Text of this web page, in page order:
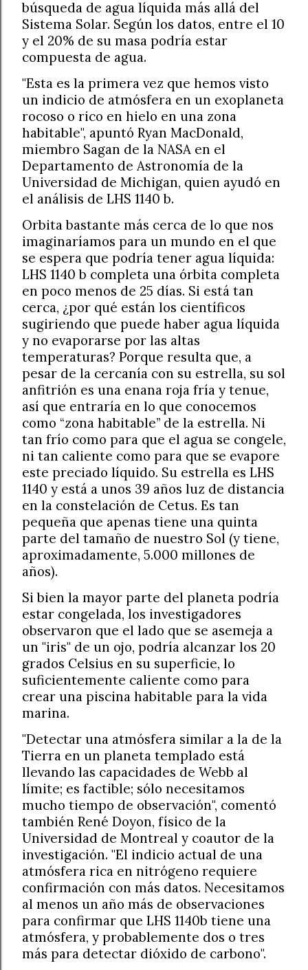
búsqueda de agua líquida más allá del
Sistema Solar. Según los datos, entre el 10
y el 20% de su masa podría estar
compuesta de agua.
"Esta es la primera vez que hemos visto
un indicio de atmósfera en un exoplaneta
rocoso o rico en hielo en una zona
habitable", apuntó Ryan MacDonald,
miembro Sagan de la NASA en el
Departamento de Astronomía de la
Universidad de Michigan, quien ayudó en
el análisis de LHS 1140 b.
Orbita bastante más cerca de lo que nos
imaginaríamos para un mundo en el que
se espera que podría tener agua líquida:
LHS 1140 b completa una órbita completa
en poco menos de 25 días. Si está tan
cerca, ¿por qué están los científicos
sugiriendo que puede haber agua líquida
y no evaporarse por las altas
temperaturas? Porque resulta que, a
pesar de la cercanía con su estrella, su sol
anfitrión es una enana roja fría y tenue,
así que entraría en lo que conocemos
como “zona habitable” de la estrella. Ni
tan frío como para que el agua se congele,
ni tan caliente como para que se evapore
este preciado líquido. Su estrella es LHS
1140 y está a unos 39 años luz de distancia
en la constelación de Cetus. Es tan
pequeña que apenas tiene una quinta
parte del tamaño de nuestro Sol (y tiene,
aproximadamente, 5.000 millones de
años).
Si bien la mayor parte del planeta podría
estar congelada, los investigadores
observaron que el lado que se asemeja a
un "iris" de un ojo, podría alcanzar los 20
grados Celsius en su superficie, lo
suficientemente caliente como para
crear una piscina habitable para la vida
marina.
"Detectar una atmósfera similar a la de la
Tierra en un planeta templado está
llevando las capacidades de Webb al
límite; es factible; sólo necesitamos
mucho tiempo de observación", comentó
también René Doyon, físico de la
Universidad de Montreal y coautor de la
investigación. "El indicio actual de una
atmósfera rica en nitrógeno requiere
confirmación con más datos. Necesitamos
al menos un año más de observaciones
para confirmar que LHS 1140b tiene una
atmósfera, y probablemente dos o tres
más para detectar dióxido de carbono".